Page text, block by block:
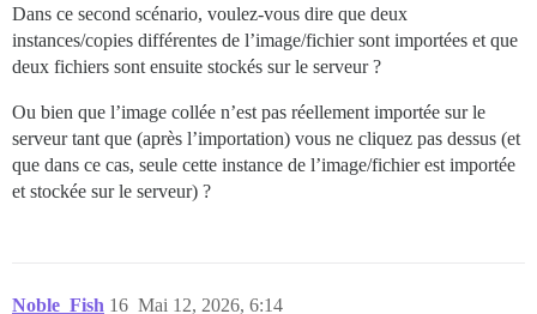
Dans ce second scénario, voulez-vous dire que deux
instances/copies différentes de l’image/fichier sont importées et que
deux fichiers sont ensuite stockés sur le serveur ?
Ou bien que l’image collée n’est pas réellement importée sur le
serveur tant que (après l’importation) vous ne cliquez pas dessus (et
que dans ce cas, seule cette instance de l’image/fichier est importée
et stockée sur le serveur) ?
Noble_Fish Mai 12, 2026, 6:14
16